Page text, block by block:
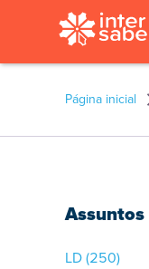
Página inicial
Assuntos
LD(250)